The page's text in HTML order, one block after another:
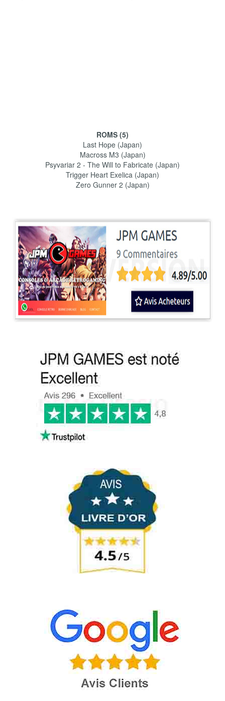
ROMS (5)
Last Hope (Japan)
Macross M3 (Japan)
Psyvariar 2 - The Will to Fabricate (Japan)
Trigger Heart Exelica (Japan)
Zero Gunner 2 (Japan)